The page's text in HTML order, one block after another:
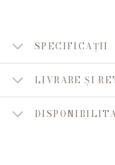
SPECIFICAȚII
LIVRARE ȘI